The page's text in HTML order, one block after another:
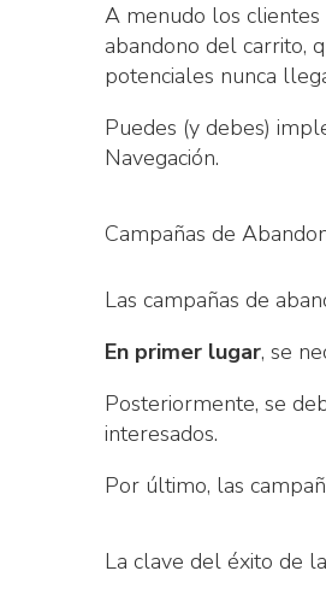
A menudo los clientes
abandono del carrito,
potenciales nunca
Puedes (y debes)
Navegación.
Campañas de
Las campañas de
En primer lugar, se
Posteriormente, se
interesados.
Por último, las
La clave del éxito de